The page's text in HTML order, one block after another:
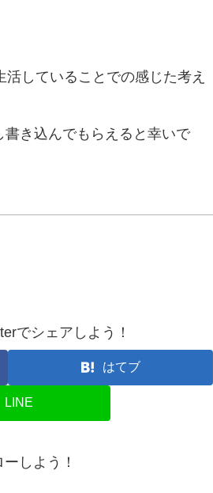
していることでの感じた考え
き込んでもらえると幸いで
でシェアしよう！
はてブ
LINE
しよう！